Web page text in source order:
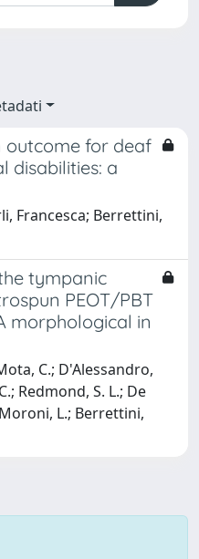
outcome for deaf
disabilities: a
Francesca; Berrettini,
tympanic
PEOT/PBT
morphological in
C.; D'Alessandro,
Redmond, S. L.; De
Moroni, L.; Berrettini,